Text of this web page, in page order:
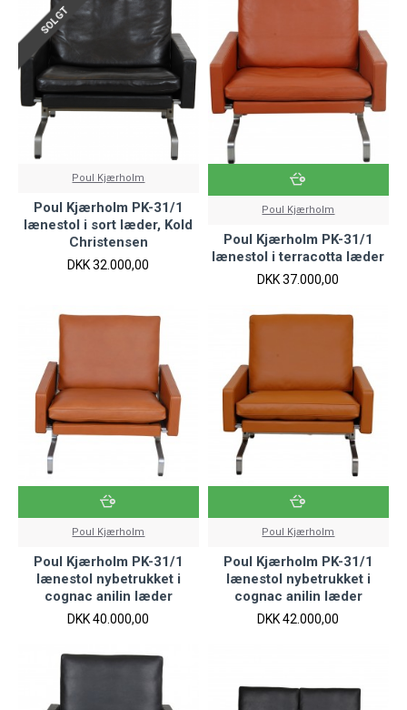
SOLGT
Poul Kjærholm
Poul Kjærholm PK-31/1
lænestol i sort læder, Kold
Christensen
DKK 32.000,00
Poul Kjærholm
Poul Kjærholm PK-31/1
lænestol i terracotta læder
DKK 37.000,00
Poul Kjærholm
Poul Kjærholm PK-31/1
lænestol nybetrukket i
cognac anilin læder
DKK 40.000,00
Poul Kjærholm
Poul Kjærholm PK-31/1
lænestol nybetrukket i
cognac anilin læder
DKK 42.000,00